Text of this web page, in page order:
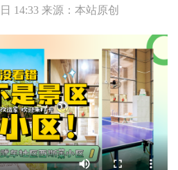
14:33 来源：本站原创